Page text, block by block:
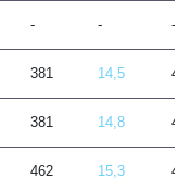
- - -
381 14,5
381 14,8
462 15,3